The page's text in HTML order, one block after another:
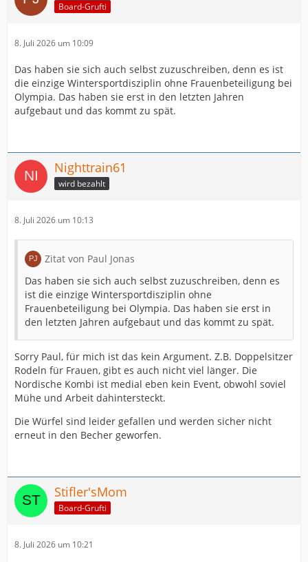
Board-Grufti
8. Juli 2026 um 10:09
Das haben sie sich auch selbst zuzuschreiben, denn es ist
die einzige Wintersportdisziplin ohne Frauenbeteiligung bei
Olympia. Das haben sie erst in den letzten Jahren
aufgebaut und das kommt zu spät.
Nighttrain61
wird bezahlt
8. Juli 2026 um 10:13
Zitat von Paul Jonas
Das haben sie sich auch selbst zuzuschreiben, denn es
ist die einzige Wintersportdisziplin ohne
Frauenbeteiligung bei Olympia. Das haben sie erst in
den letzten Jahren aufgebaut und das kommt zu spät.
Sorry Paul, für mich ist das kein Argument. Z.B. Doppelsitzer
Rodeln für Frauen, gibt es auch nicht viel länger. Die
Nordische Kombi ist medial eben kein Event, obwohl soviel
Mühe und Arbeit dahintersteckt.
Die Würfel sind leider gefallen und werden sicher nicht
erneut in den Becher geworfen.
Stifler'sMom
Board-Grufti
8. Juli 2026 um 10:21